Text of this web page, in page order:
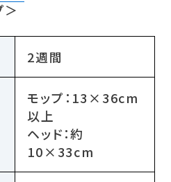
＞
2週間
モップ：13×36cm
以上
ヘッド：約
10×33cm